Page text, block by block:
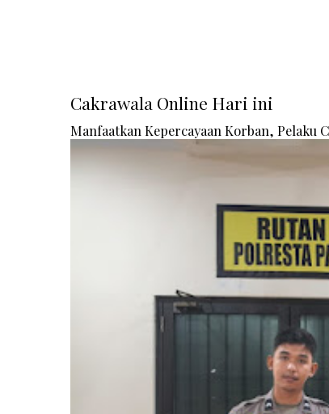
Cakrawala Online Hari ini
Manfaatkan Kepercayaan Korban, Pelaku